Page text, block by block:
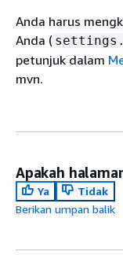
Anda harus
Anda (
petunjuk dalam
mvn.
Apakah
Ya
Tidak
Berikan umpan balik